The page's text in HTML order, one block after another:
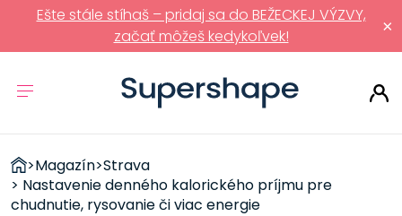
×
Ešte stále stíhaš – pridaj sa do BEŽECKEJ VÝZVY,
začať môžeš kedykoľvek!
ZDRAVÉ
RÝCHLOVKY
>Magazín>Strava
> Nastavenie denného kalorického príjmu pre
chudnutie, rysovanie či viac energie